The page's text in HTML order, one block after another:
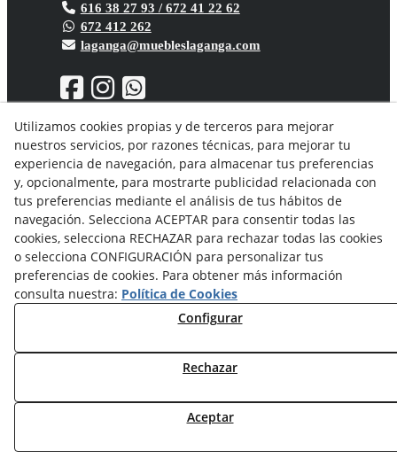
616 38 27 93 / 672 41 22 62
672 412 262
laganga@muebleslaganga.com
Aviso Legal
Política de privacidad
Política Cookies
Condiciones generales de compra
Derecho de desistimiento
Organismos de resolución de conflictos
© 08/2026 Solvent Solutions, S.L. (La Ganga) - Todos los
derechos reservados.
Utilizamos cookies propias y de terceros para mejorar
nuestros servicios, por razones técnicas, para mejorar tu
experiencia de navegación, para almacenar tus preferencias
y, opcionalmente, para mostrarte publicidad relacionada con
tus preferencias mediante el análisis de tus hábitos de
navegación. Selecciona ACEPTAR para consentir todas las
cookies, selecciona RECHAZAR para rechazar todas las cookies
o selecciona CONFIGURACIÓN para personalizar tus
preferencias de cookies. Para obtener más información
consulta nuestra: Política de Cookies
Configurar
Rechazar
Aceptar